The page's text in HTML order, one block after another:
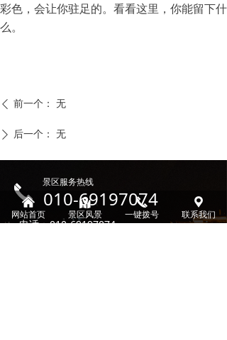
彩色，会让你驻足的。看看这里，你能留下什
么。
ꄴ 前一个： 无
ꄲ 后一个： 无
끅
景区服务热线
낀
网站首页
낕
景区风景
끅
一键拨号
끇
联系我们
010-69197074
电话：010-69197074